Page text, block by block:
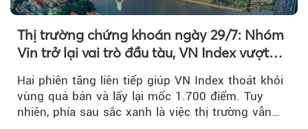
Thị trường chứng khoán ngày 29/7: Nhóm
Vin trở lại vai trò đầu tàu, VN Index vượt
Hai phiên tăng liên tiếp giúp VN Index thoát khỏi
vùng quá bán và lấy lại mốc 1.700 điểm. Tuy
nhiên, phía sau sắc xanh là việc thị trường vẫn